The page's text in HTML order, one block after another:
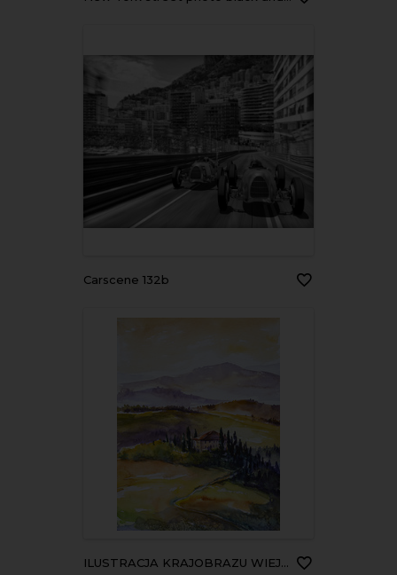
carscene 132b
ILUSTRACJA KRAJOBRAZU WIEJSKIEGO TOSKANIA